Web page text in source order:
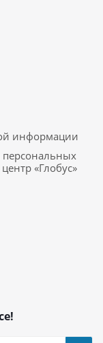
информации
«Глобус»